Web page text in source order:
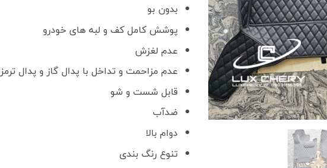
بدون بو
پوشش کامل کف و لبه های خودرو
عدم لغزش
عدم مزاحمت و تداخل با پدال گاز و پدال ترمز
قابل شست و شو
ضدآب
دوام بالا
تنوع رنگ بندی